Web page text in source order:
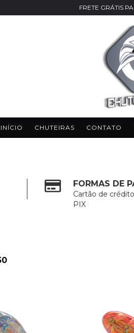
FRETE GRÁTIS
INÍCIO CHUTEIRAS CONTATO
FORMAS DE
Cartão de
PIX